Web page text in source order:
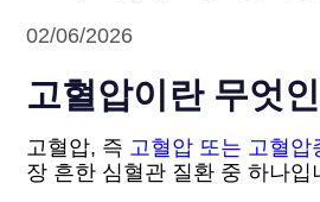
02/06/2026
고혈압이란 무엇
고혈압, 즉 고혈압 또는 고혈압
장 흔한 심혈관 질환 중 하나입